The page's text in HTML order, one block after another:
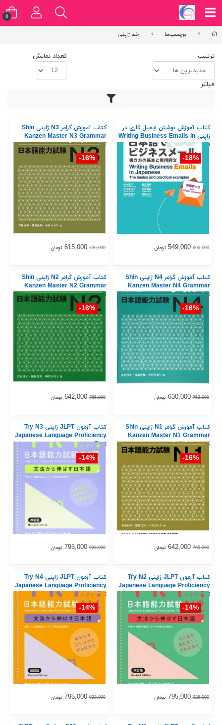
برچسب‌ها خط ژاپنی
ترتیب تعداد نمایش
فیلتر
کتاب آموزش نوشتن ایمیل کاری در
ژاپنی Writing Business Emails in
Japanese
18%-
666,000
549,000 تومان
کتاب آموزش گرامر N3 ژاپنی Shin
Kanzen Master N3 Grammar
کتاب شین کانزن مستر
16%-
736,000
615,000 تومان
کتاب آموزش گرامر N4 ژاپنی Shin
Kanzen Master N4 Grammar
کتاب شین کانزن مستر
16%-
752,000
630,000 تومان
کتاب آموزش گرامر N2 ژاپنی Shin
Kanzen Master N2 Grammar
کتاب شین کانزن مستر
16%-
765,000
642,000 تومان
کتاب آموزش گرامر N1 ژاپنی Shin
Kanzen Master N1 Grammar
کتاب شین کانزن مستر
16%-
765,000
642,000 تومان
کتاب آزمون JLPT ژاپنی Try N3
Japanese Language Proficiency
Test
14%-
928,000
795,000 تومان
کتاب آزمون JLPT ژاپنی Try N2
Japanese Language Proficiency
Test
14%-
928,000
795,000 تومان
کتاب آزمون JLPT ژاپنی Try N4
Japanese Language Proficiency
Test
14%-
928,000
795,000 تومان
0